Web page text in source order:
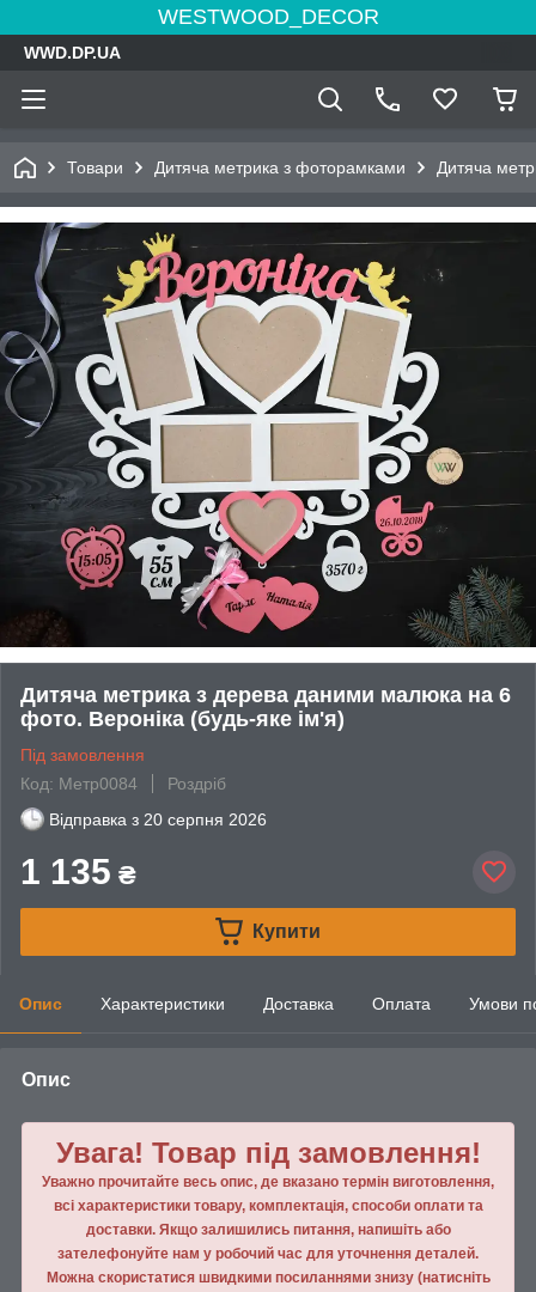
WESTWOOD_DECOR
WWD.DP.UA
Товари Дитяча метрика з фоторамками Дитяча
Дитяча метрика з дерева даними малюка на 6
фото. Вероніка (будь-яке ім'я)
Під замовлення
Код: Метр0084
Роздріб
Відправка з 20 серпня 2026
1 135 ₴
Купити
Опис Характеристики Доставка Оплата Умови
Опис
Увага! Товар під замовлення!
Уважно прочитайте весь опис, де вказано термін виготовлення,
всі характеристики товару, комплектація, способи оплати та
доставки. Якщо залишились питання, напишiть або
зателефонуйте нам у робочий час для уточнення деталей.
Можна скористатися швидкими посиланнями знизу (натисніть